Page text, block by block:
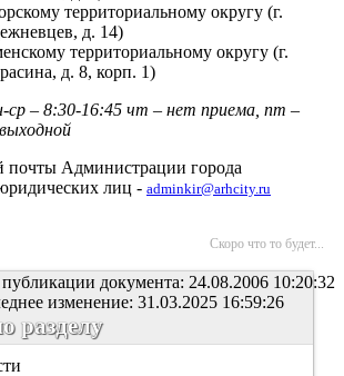
территориальному округу (г.
д. 14)
территориальному округу (г.
д. 8, корп. 1)
– 8:30-16:45 чт – нет приема, пт –
почты Администрации города
лиц - adminkir@arhcity.ru
Скоро что то будет...
документа: 24.08.2006 10:20:32
изменение: 31.03.2025 16:59:26
разделу